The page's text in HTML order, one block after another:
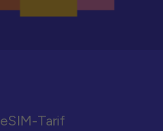
Tarif